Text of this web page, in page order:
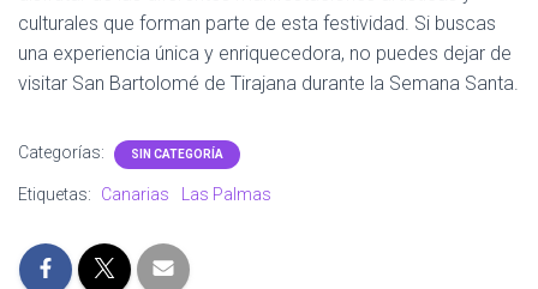
culturales que forman parte de esta festividad. Si buscas
una experiencia única y enriquecedora, no puedes dejar de
visitar San Bartolomé de Tirajana durante la Semana Santa.
Categorías: SIN CATEGORÍA
Etiquetas: Canarias Las Palmas